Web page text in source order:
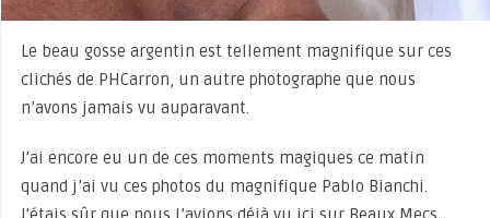
Le beau gosse argentin est tellement magnifique sur ces
clichés de PHCarron, un autre photographe que nous
n’avons jamais vu auparavant.
J’ai encore eu un de ces moments magiques ce matin
quand j’ai vu ces photos du magnifique Pablo Bianchi.